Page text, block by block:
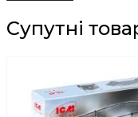
Супутні